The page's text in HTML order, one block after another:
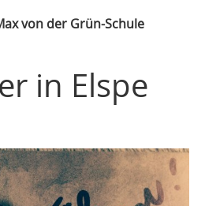
von der Grün-Schule
in Elspe